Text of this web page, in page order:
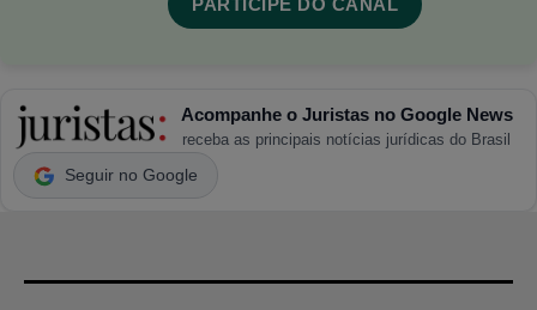
PARTICIPE DO CANAL
Acompanhe o Juristas no Google News
receba as principais notícias jurídicas do Brasil
Seguir no Google